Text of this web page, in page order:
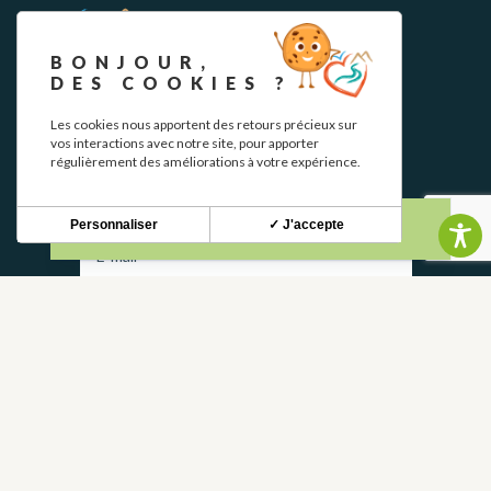
NEWSLETTER
BONJOUR,
DES COOKIES ?
Les cookies nous apportent des retours précieux sur
vos interactions avec notre site, pour apporter
régulièrement des améliorations à votre expérience.
✓ J'accepte
Personnaliser